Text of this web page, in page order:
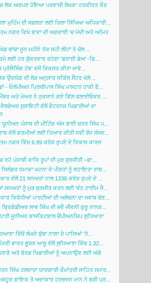
ਲੋਕ ਅਰਪਣ ਹੋਇਆ ਪਰਵਾਸੀ ਲੇਖਕਾ ਹਰਕੀਰਤ ਕੌਰ
ਮੁਹਿੰਮ ਦੀ ਸਫ਼ਲਤਾ ਲਈ ਜ਼ਿਲਾ ਸਿੱਖਿਆ ਅਧਿਕਾਰੀ...
ਨਗਰ ਵਿਖੇ ਬਾਵਾ ਦੀ ਅਗਵਾਈ 'ਚ ਮੋਦੀ ਅਤੇ ਅਮਿਤ
ਢਾਂਚਾ ਜੂਨ ਮਹੀਨੇ ਤੱਕ ਸਹੀ ਲੀਹਾਂ ਤੇ ਚੱਲ ...
ਲਈ ਹਰ ਸ਼ੁੱਕਰਵਾਰ ਰਹੇਗਾ 'ਡਰਾਈ ਡੇਅ' -ਡਿ...
ਪ੍ਰੋਸੈਸਿੰਗ ਹੱਬ' ਵਜੋਂ ਵਿਕਸਤ ਕੀਤਾ ਜਾਵੇ...
ਉਦਯੋਗ ਦੀ ਲੋੜ ਅਨੁਸਾਰ ਸਕਿੱਲ ਸੈਂਟਰ ਖੋਲੇ ...
- ਓਲੰਪੀਅਨ ਪ੍ਰਿਥੀਪਾਲ ਸਿੰਘ ਮਾਸਟਰ ਹਾਕੀ ਫੈ...
ਅਤੇ ਮੇਅਰ ਨੇ ਨੁਕਸਾਨੇ ਗਏ ਗਿੱਲ ਫਲਾਈਓਵਰ ...
ਸੁਸਾਇਟੀ ਵੱਲੋਂ ਵੈਟਰਨਜ਼ ਖਿਡਾਰੀਆਂ ਦਾ
ਪੰਜਾਬ ਦੀ ਮੀਟਿੰਗ ਅੱਜ ਭਾਈ ਚਤਰ ਸਿੰਘ ਪ...
ਵੱਲੋਂ ਗਰਮੀਆਂ ਲਈ ਤਿਆਰ ਕੀਤੀ ਨਵੀਂ ਰੇਂਜ ਸੰਸਦ...
ਨਗਰ ਵਿੱਚ 6.99 ਕਰੋੜ ਰੁਪਏ ਦੇ ਵਿਕਾਸ ਕਾਰਜ
ਪੰਜਾਬੀ ਕਾਵਿ ਰੂਪਾਂ ਦੀ ਮੁੜ ਸੁਰਜੀਤੀ –ਡਾ...
ਧਮਾਕਾ ਘਟਨਾ ਦੇ ਪੀੜਤਾਂ ਨੂੰ ਸਹਾਇਤਾ ਰਾਸ਼...
ਵੱਲੋਂ 21 ਸਨਅਤਾਂ ਨਾਲ 1336 ਕਰੋੜ ਰੁਪਏ ਦੇ ...
ਨੂੰ ਮੁੜ ਸੁਰਜੀਤ ਕਰਨ ਲਈ 'ਵੰਨ ਟਾਈਮ ਸੈ...
ਵਿਰੋਧੀਆਂ ਪਾਰਟੀਆਂ ਦੀ ਅਲੋਚਨਾ ਦਾ ਜਵਾਬ ਚੋਣ...
ਲਾਭ ਸਿੰਘ ਦੀ ਸਵੈ ਜੀਵਨੀ ਗੁਰੂ ਨਾਨਕ...
ਜੂਨੀਅਰ ਬਾਸਕਿਟਬਾਲ ਚੈਂਪੀਅਨਸ਼ਿਪ ਲੁਧਿਆਣਾ
ਵਿੱਚੋਂ ਲੰਘਦੇ ਬੁੱਢਾ ਨਾਲ਼ਾ ਦੇ ਪਾਸਿਆਂ 'ਤੇ...
ਭਾਰਤ ਭੂਸ਼ਣ ਆਸ਼ੂ ਵੱਲੋਂ ਲੁਧਿਆਣਾ ਵਿੱਚ 1.32...
ਅਤੇ ਬੋਰਡ ਖਿਡਾਰੀਆਂ ਨੂੰ ਅਪਨਾਉਣ ਲਈ ਅੱਗੇ
ਸਿੰਘ ਹਲਵਾਰਾ ਯਾਦਗਾਰੀ ਕੌਮਾਂਤਰੀ ਸਾਹਿਤ ਸਮਾਰ...
ਗਾਇਕ ਤੇ ਅਦਾਕਾਰ ਹਰਭਜਨ ਮਾਨ ਨੇ ਬੜੀ ਪ੍ਰ...